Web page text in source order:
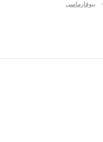
بیوفارماسی